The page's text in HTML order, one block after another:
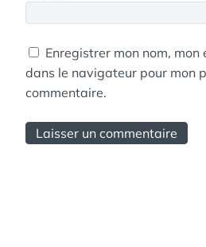
Enregistrer mon nom,
dans le navigateur pour mon
commentaire.